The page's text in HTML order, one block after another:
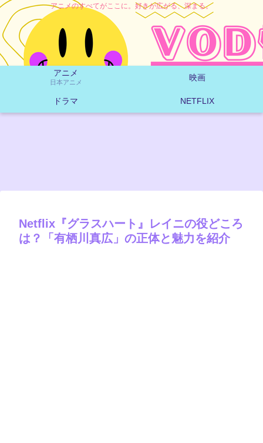
アニメのすべてがここに。好きが広がる、深まる。
アニメ
日本アニメ 映画
ドラマ NETFLIX
Netflix『グラスハート』レイニの役どころ
は？「有栖川真広」の正体と魅力を紹介